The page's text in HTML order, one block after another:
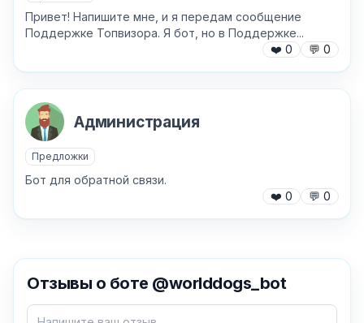
Как добавить бота?
Привет! Напишите мне, и я передам сообщение
Поддержке Топвизора. Я бот, но в Поддержке...
❤️ 0 💬 0
Администрация
Предложки
Бот для обратной связи.
❤️ 0 💬 0
Отзывы о боте @worlddogs_bot